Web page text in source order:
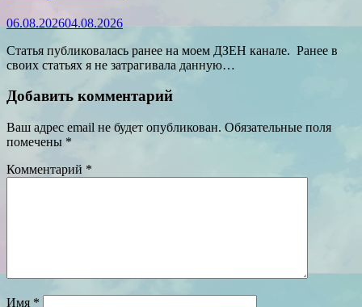
06.08.202604.08.2026
Статья публиковалась ранее на моем ДЗЕН канале. Ранее в
своих статьях я не затрагивала данную…
Добавить комментарий
Ваш адрес email не будет опубликован. Обязательные поля
помечены *
Комментарий *
Имя *